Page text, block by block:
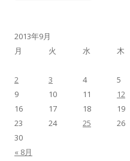
2013年9月
月
火 水 木
2
3 4 5
9
10 11 12
16
17 18 19
23
24 25 26
30
« 8月